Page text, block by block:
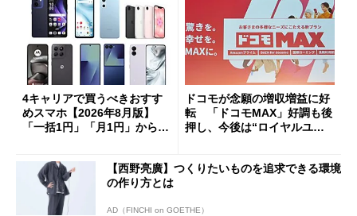
4キャリアで買うべきおすす
めスマホ【2026年8月版】
「一括1円」「月1円」からお
ドコモが念願の増収増益に好
転 「ドコモMAX」好調も後
押し、今後は“ロイヤルユー
【西野亮廣】つくりたいものを追求できる環境
の作り方とは
AD（FINCHI on GOETHE）